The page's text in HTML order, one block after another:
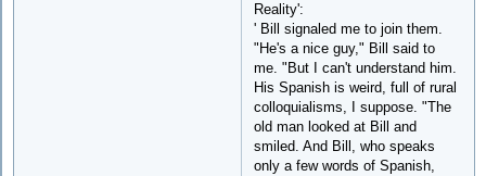
Reality':
' Bill signaled me to join them.
"He's a nice guy," Bill said to
me. "But I can't understand him.
His Spanish is weird, full of rural
colloquialisms, I suppose. "The
old man looked at Bill and
smiled. And Bill, who speaks
only a few words of Spanish,